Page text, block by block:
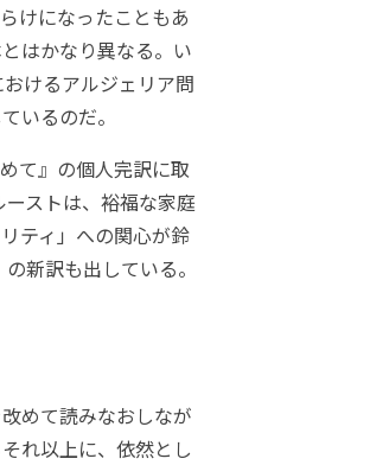
けになったこともあ
はかなり異なる。い
けるアルジェリア問
いるのだ。
て』の個人完訳に取
ストは、裕福な家庭
ティ」への関心が鈴
新訳も出している。
めて読みなおしなが
れ以上に、依然とし